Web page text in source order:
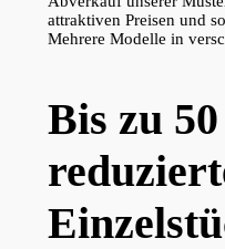
attraktiven Preisen und
Mehrere Modelle in
Bis zu